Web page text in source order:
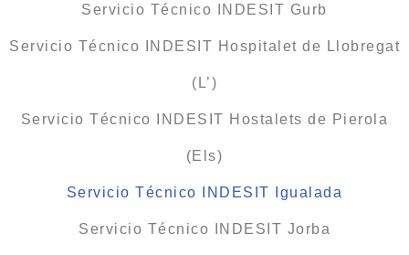
Servicio Técnico INDESIT Gurb
Servicio Técnico INDESIT Hospitalet de Llobregat
(L’)
Servicio Técnico INDESIT Hostalets de Pierola
(Els)
Servicio Técnico INDESIT Igualada
Servicio Técnico INDESIT Jorba